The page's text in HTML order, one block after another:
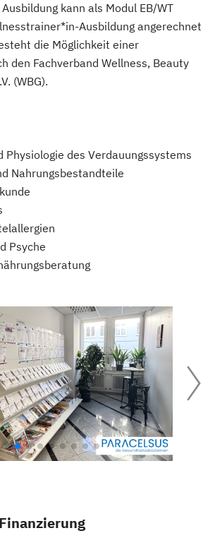
kann als Modul EB/WT
Ausbildung angerechnet
die Möglichkeit einer
den Fachverband Wellness, Beauty
(WBG).
Physiologie des Verdauungssystems
Nahrungsbestandteile
Psyche